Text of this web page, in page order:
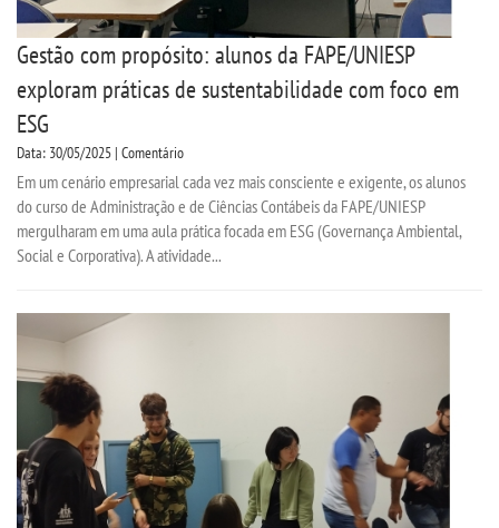
WEBMAIL
PORTAL DE ALUNOS
PORTAL DE PROFESSORES/ACADÊMICO
UNIESP
IMPRENSA
TRABALHE CONOSCO
OUVIDORIA
Gestão com propósito: alunos da FAPE/UNIESP
exploram práticas de sustentabilidade com foco em
ESG
Data: 30/05/2025 | Comentário
Em um cenário empresarial cada vez mais consciente e exigente, os alunos
do curso de Administração e de Ciências Contábeis da FAPE/UNIESP
mergulharam em uma aula prática focada em ESG (Governança Ambiental,
Social e Corporativa). A atividade...